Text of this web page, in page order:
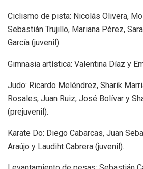
Ciclismo de pista: Nicolás Olivera,
Sebastián Trujillo, Mariana Pérez,
García (juvenil).
Gimnasia artística: Valentina Díaz y
Judo: Ricardo Meléndrez, Sharik
Rosales, Juan Ruiz, José Bolívar y
(prejuvenil).
Karate Do: Diego Cabarcas, Juan
Araújo y Laudiht Cabrera (juvenil).